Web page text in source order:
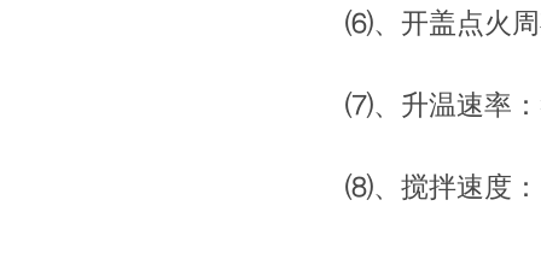
⑹、开盖点火周
⑺、升温速率：
⑻、搅拌速度：